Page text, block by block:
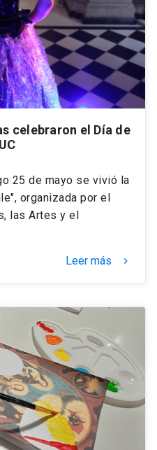
celebraron el Día de
25 de mayo se vivió la
organizada por el
las Artes y el
Leer más keyboard_arrow_right